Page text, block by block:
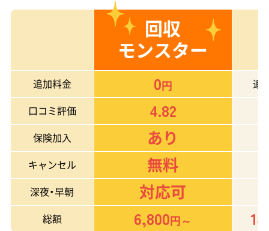
回収
モンスター
追加料金 0円
追
口コミ評価
4.82
保険加入 あり
キャンセル 無料
深夜・早朝 対応可
総額
6,800円～